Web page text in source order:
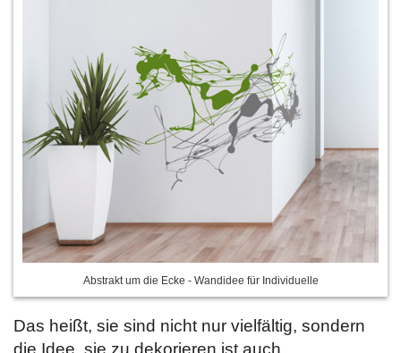
Abstrakt um die Ecke - Wandidee für Individuelle
Das heißt, sie sind nicht nur vielfältig, sondern
die Idee, sie zu dekorieren ist auch